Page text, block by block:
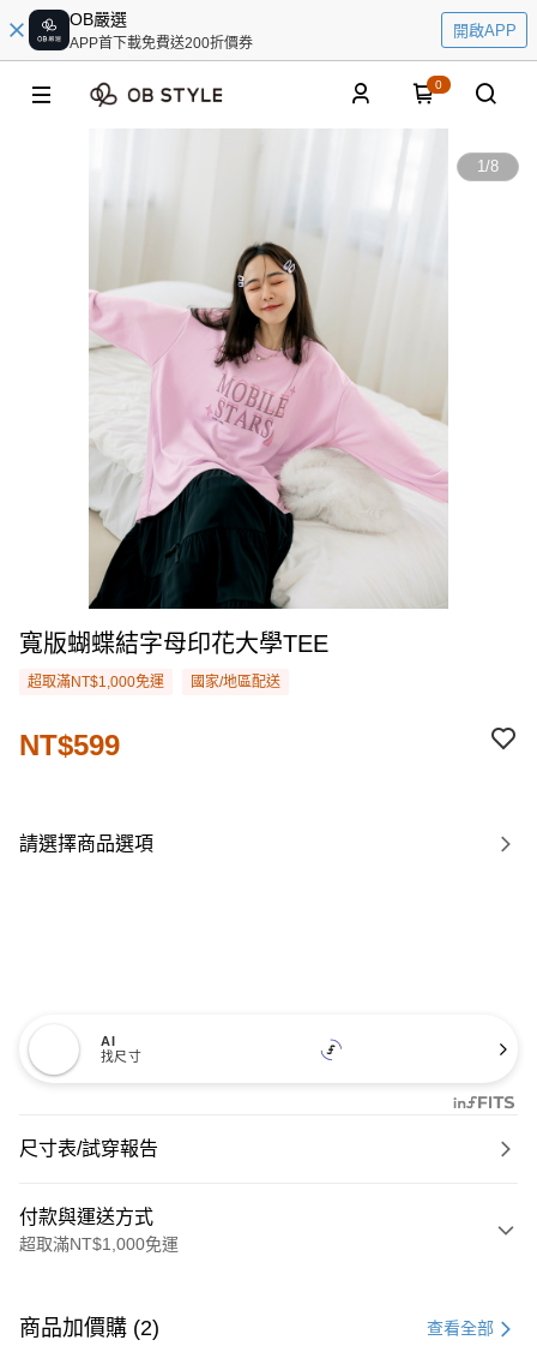
OB嚴選
APP首下載免費送200折價券
開啟APP
0
1/8
寬版蝴蝶結字母印花大學TEE
超取滿NT$1,000免運 國家/地區配送
NT$599
請選擇商品選項
AI
找尺寸
尺寸表/試穿報告
付款與運送方式
超取滿NT$1,000免運
信用卡一次付款
商品加價購 (2) 查看全部